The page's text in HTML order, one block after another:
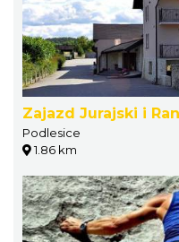
Zajazd Jurajski i
Podlesice
1.86 km